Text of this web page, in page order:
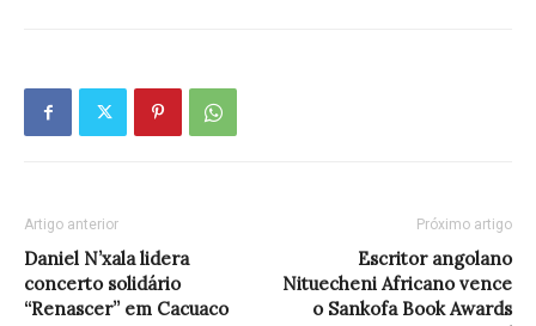
Artigo anterior
Daniel N’xala lidera
concerto solidário
“Renascer” em Cacuaco
Próximo artigo
Escritor angolano
Nituecheni Africano vence
o Sankofa Book Awards